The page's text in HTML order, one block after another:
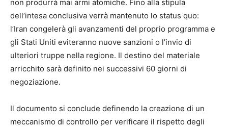
non produrrà mai armi atomiche. Fino alla stipula
dell’intesa conclusiva verrà mantenuto lo status quo:
l’Iran congelerà gli avanzamenti del proprio programma e
gli Stati Uniti eviteranno nuove sanzioni o l’invio di
ulteriori truppe nella regione. Il destino del materiale
arricchito sarà definito nei successivi 60 giorni di
negoziazione.
Il documento si conclude definendo la creazione di un
meccanismo di controllo per verificare il rispetto degli